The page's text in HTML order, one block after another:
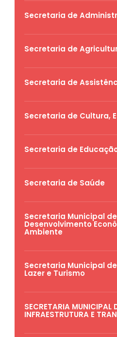
Secretaria de
Secretaria de
Secretaria de
Secretaria de Cultura,
Secretaria de
Secretaria de Saúde
Secretaria Municipal
Desenvolvimento
Ambiente
Secretaria Municipal
Lazer e Turismo
SECRETARIA MUNICIPAL
INFRAESTRUTURA E